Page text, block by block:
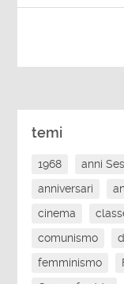
temi
1968 anni
anniversari
cinema
comunismo
femminismo